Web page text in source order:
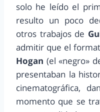
solo he leído el
resulto un poco
otros trabajos de
admitir que el
Hogan (el «negro»
presentaban la
cinematográfica,
momento que se